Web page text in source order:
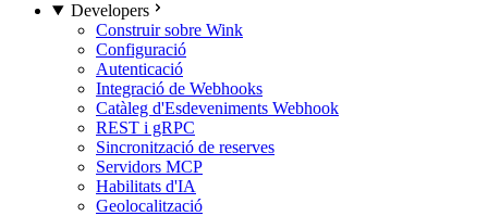
Developers
Construir sobre Wink
Configuració
Autenticació
Integració de Webhooks
Catàleg d'Esdeveniments Webhook
REST i gRPC
Sincronització de reserves
Servidors MCP
Habilitats d'IA
Geolocalització